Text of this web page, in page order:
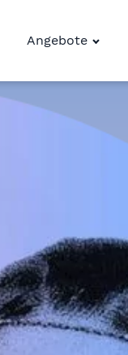
Angebote